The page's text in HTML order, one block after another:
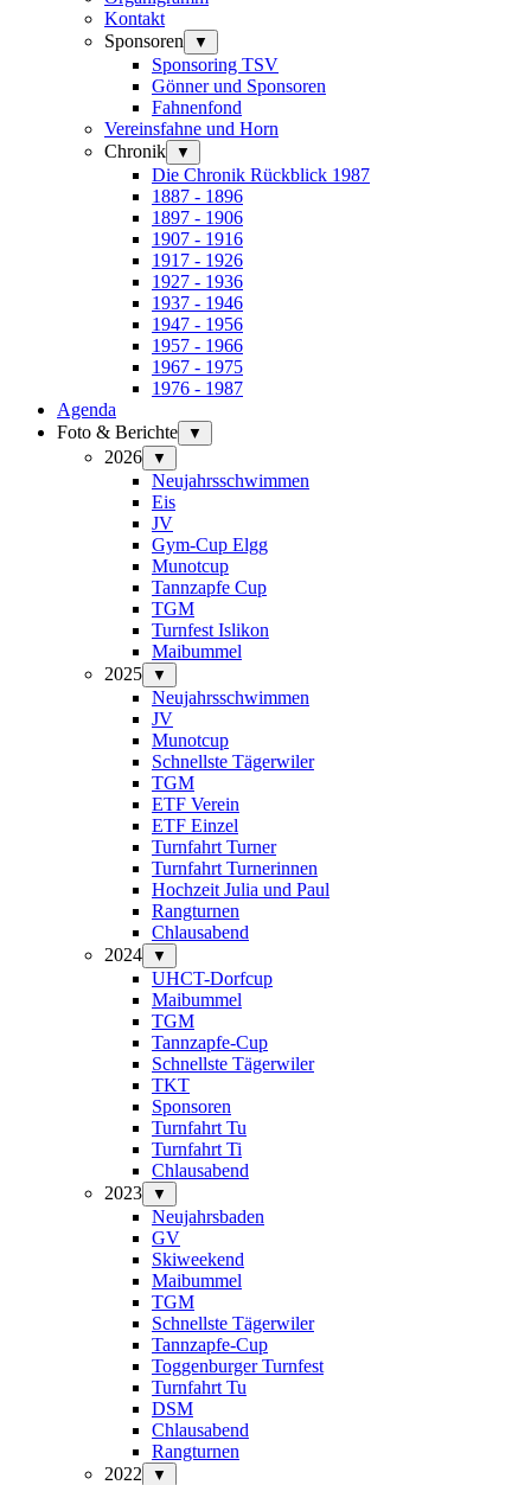
Kontakt
Sponsoren
▼
Sponsoring TSV
Gönner und Sponsoren
Fahnenfond
Vereinsfahne und Horn
Chronik
▼
Die Chronik Rückblick 1987
1887 - 1896
1897 - 1906
1907 - 1916
1917 - 1926
1927 - 1936
1937 - 1946
1947 - 1956
1957 - 1966
1967 - 1975
1976 - 1987
Agenda
Foto & Berichte
▼
2026 ▼
Neujahrsschwimmen
Eis
JV
Gym-Cup Elgg
Munotcup
Tannzapfe Cup
TGM
Turnfest Islikon
Maibummel
2025
▼
Neujahrsschwimmen
JV
Munotcup
Schnellste Tägerwiler
TGM
ETF Verein
ETF Einzel
Turnfahrt Turner
Turnfahrt Turnerinnen
Hochzeit Julia und Paul
Rangturnen
Chlausabend
2024
▼
UHCT-Dorfcup
Maibummel
TGM
Tannzapfe-Cup
Schnellste Tägerwiler
TKT
Sponsoren
Turnfahrt Tu
Turnfahrt Ti
Chlausabend
2023
▼
Neujahrsbaden
GV
Skiweekend
Maibummel
TGM
Schnellste Tägerwiler
Tannzapfe-Cup
Toggenburger Turnfest
Turnfahrt Tu
DSM
Chlausabend
Rangturnen
2022
▼